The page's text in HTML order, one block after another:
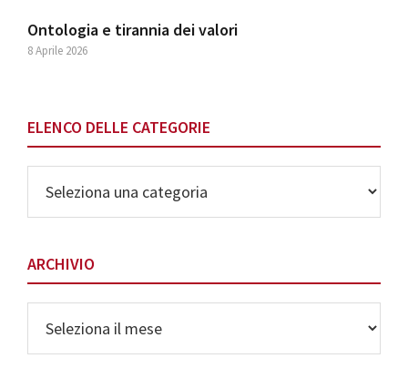
Ontologia e tirannia dei valori
8 Aprile 2026
ELENCO DELLE CATEGORIE
delle
Categorie
ARCHIVIO